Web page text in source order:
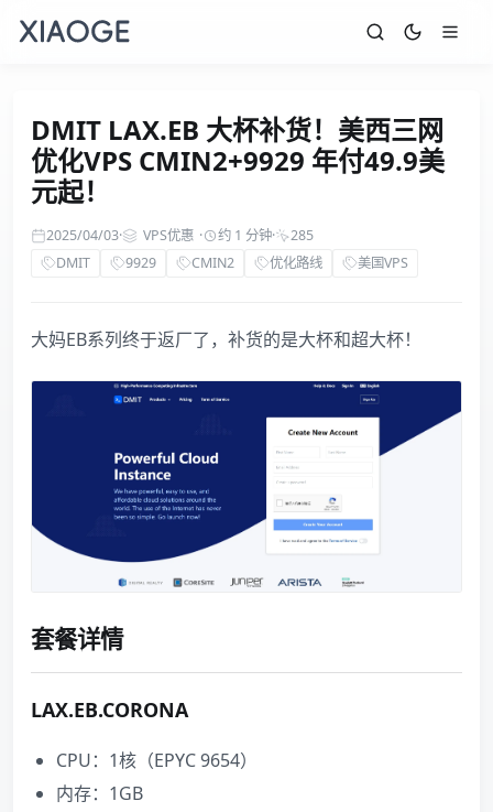
DMIT LAX.EB 大杯补货！美西三网
优化VPS CMIN2+9929 年付49.9美
元起！
2025/04/03· VPS优惠 · 约 1 分钟·
285
DMIT
9929 CMIN2 优化路线 美国VPS
大妈EB系列终于返厂了，补货的是大杯和超大杯！
套餐详情
LAX.EB.CORONA
CPU：1核（EPYC 9654）
内存：1GB